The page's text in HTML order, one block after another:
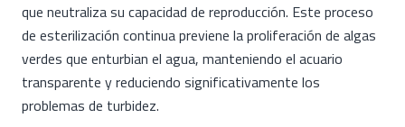
que neutraliza su capacidad de reproducción. Este proceso
de esterilización continua previene la proliferación de algas
verdes que enturbian el agua, manteniendo el acuario
transparente y reduciendo significativamente los
problemas de turbidez.